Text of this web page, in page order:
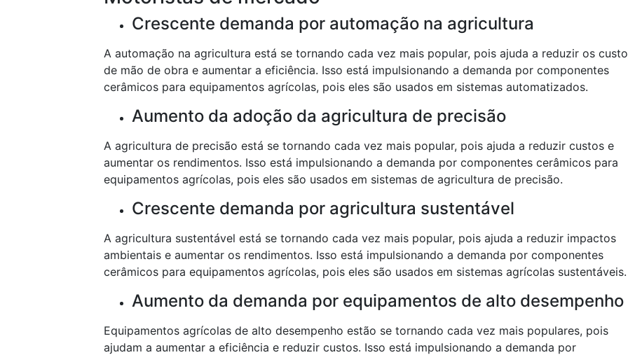
Crescente demanda por automação na agricultura
A automação na agricultura está se tornando cada vez mais popular, pois ajuda a reduzir os
de mão de obra e aumentar a eficiência. Isso está impulsionando a demanda por componentes
cerâmicos para equipamentos agrícolas, pois eles são usados em sistemas automatizados.
Aumento da adoção da agricultura de precisão
A agricultura de precisão está se tornando cada vez mais popular, pois ajuda a reduzir custos e
aumentar os rendimentos. Isso está impulsionando a demanda por componentes cerâmicos para
equipamentos agrícolas, pois eles são usados em sistemas de agricultura de precisão.
Crescente demanda por agricultura sustentável
A agricultura sustentável está se tornando cada vez mais popular, pois ajuda a reduzir impactos
ambientais e aumentar os rendimentos. Isso está impulsionando a demanda por componentes
cerâmicos para equipamentos agrícolas, pois eles são usados em sistemas agrícolas sustentáveis.
Aumento da demanda por equipamentos de alto desempenho
Equipamentos agrícolas de alto desempenho estão se tornando cada vez mais populares, pois
ajudam a aumentar a eficiência e reduzir custos. Isso está impulsionando a demanda por